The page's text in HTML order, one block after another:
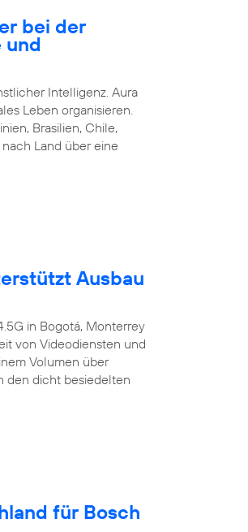
bei der
und
Intelligenz. Aura
Leben organisieren.
Brasilien, Chile,
Land über eine
Ausbau
in Bogotá, Monterrey
von Videodiensten und
Volumen über
den dicht besiedelten
für Bosch